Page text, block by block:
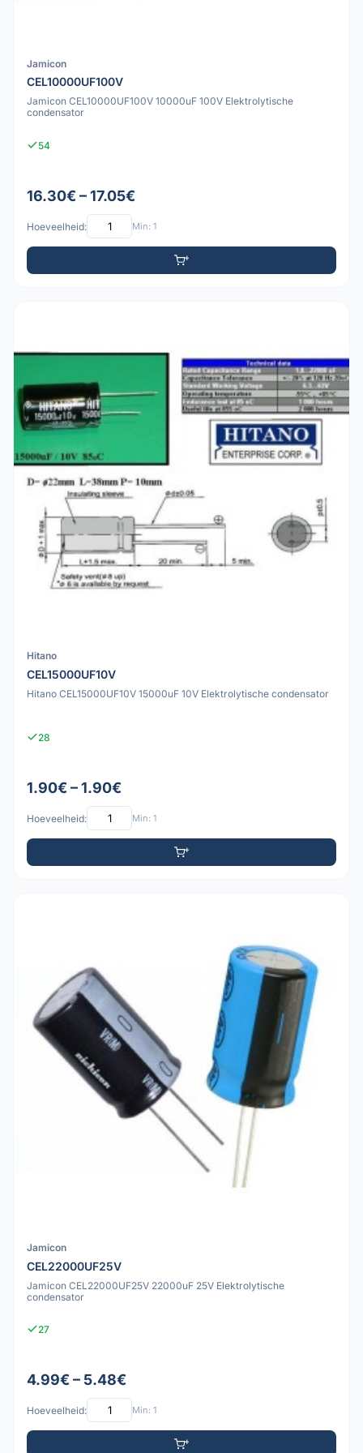
Jamicon
CEL10000UF100V
Jamicon CEL10000UF100V 10000uF 100V Elektrolytische
condensator
54
16.30€ – 17.05€
Hoeveelheid: Min: 1
Hitano
CEL15000UF10V
Hitano CEL15000UF10V 15000uF 10V Elektrolytische condensator
28
1.90€ – 1.90€
Hoeveelheid: Min: 1
Jamicon
CEL22000UF25V
Jamicon CEL22000UF25V 22000uF 25V Elektrolytische
condensator
27
4.99€ – 5.48€
Hoeveelheid: Min: 1